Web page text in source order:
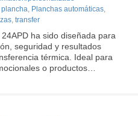
plancha, Planchas automáticas,
, transfer
ha sido diseñada para
seguridad y resultados
térmica. Ideal para
o productos…